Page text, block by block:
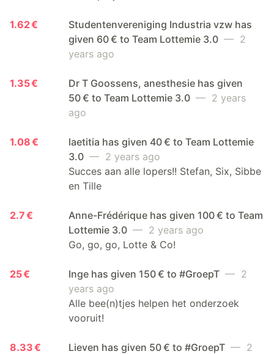
1.62 €
Studentenvereniging Industria vzw has
given 60 € to Team Lottemie 3.0 — 2
years ago
1.35 €
Dr T Goossens, anesthesie has given
50 € to Team Lottemie 3.0 — 2 years
ago
1.08 €
laetitia has given 40 € to Team Lottemie
3.0 — 2 years ago
Succes aan alle lopers!! Stefan, Six, Sibbe
en Tille
2.7 €
Anne-Frédérique has given 100 € to Team
Lottemie 3.0 — 2 years ago
Go, go, go, Lotte & Co!
25 € Inge has given 150 € to #GroepT — 2
years ago
Alle bee(n)tjes helpen het onderzoek
vooruit!
8.33 € Lieven has given 50 € to #GroepT — 2